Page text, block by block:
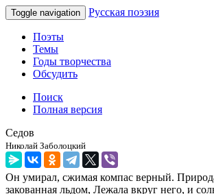
Toggle navigation Русская поэзия
Поэты
Темы
Годы творчества
Обсудить
Поиск
Полная версия
Седов
Николай Заболоцкий
Он умирал, сжимая компас верный.
закованная льдом, Лежала вкруг него, и